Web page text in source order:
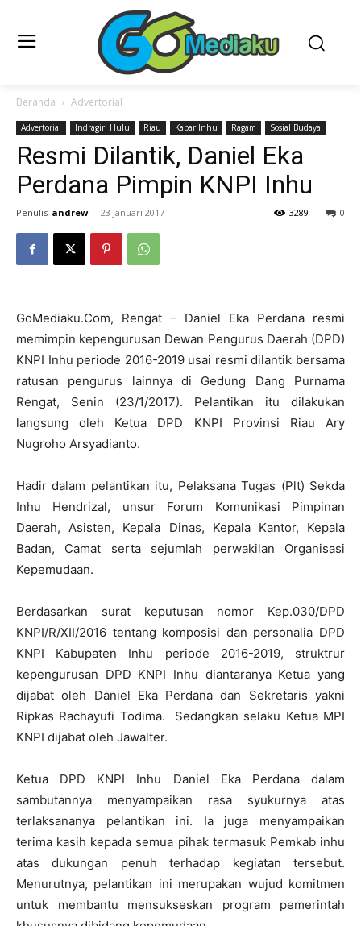
Beranda Advertorial
Advertorial Indragiri Hulu Riau Kabar Inhu Ragam Sosial Budaya
Resmi Dilantik, Daniel Eka
Perdana Pimpin KNPI Inhu
Penulis andrew - 23 Januari 2017 0
3289
GoMediaku.Com, Rengat – Daniel Eka Perdana resmi
memimpin kepengurusan Dewan Pengurus Daerah (DPD)
KNPI Inhu periode 2016-2019 usai resmi dilantik bersama
ratusan pengurus lainnya di Gedung Dang Purnama
Rengat, Senin (23/1/2017). Pelantikan itu dilakukan
langsung oleh Ketua DPD KNPI Provinsi Riau Ary
Nugroho Arsyadianto.
Hadir dalam pelantikan itu, Pelaksana Tugas (Plt) Sekda
Inhu Hendrizal, unsur Forum Komunikasi Pimpinan
Daerah, Asisten, Kepala Dinas, Kepala Kantor, Kepala
Badan, Camat serta sejumlah perwakilan Organisasi
Kepemudaan.
Berdasarkan surat keputusan nomor Kep.030/DPD
KNPI/R/XII/2016 tentang komposisi dan personalia DPD
KNPI Kabupaten Inhu periode 2016-2019, struktrur
kepengurusan DPD KNPI Inhu diantaranya Ketua yang
dijabat oleh Daniel Eka Perdana dan Sekretaris yakni
Ripkas Rachayufi Todima. Sedangkan selaku Ketua MPI
KNPI dijabat oleh Jawalter.
Ketua DPD KNPI Inhu Daniel Eka Perdana dalam
sambutannya menyampaikan rasa syukurnya atas
terlaksananya pelantikan ini. Ia juga menyampaikan
terima kasih kepada semua pihak termasuk Pemkab inhu
atas dukungan penuh terhadap kegiatan tersebut.
Menurutnya, pelantikan ini merupakan wujud komitmen
untuk membantu mensukseskan program pemerintah